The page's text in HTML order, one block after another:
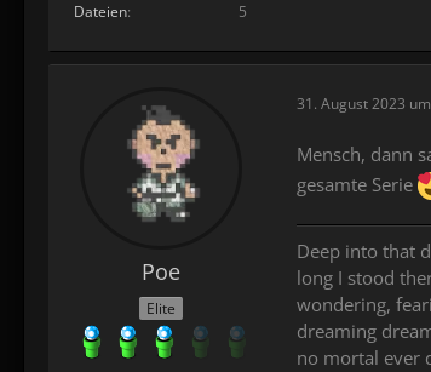
Dateien
5
Poe
Elite
31. August 2023
Mensch, dann
gesamte Serie
Deep into that
long I stood
wondering,
dreaming
no mortal ever